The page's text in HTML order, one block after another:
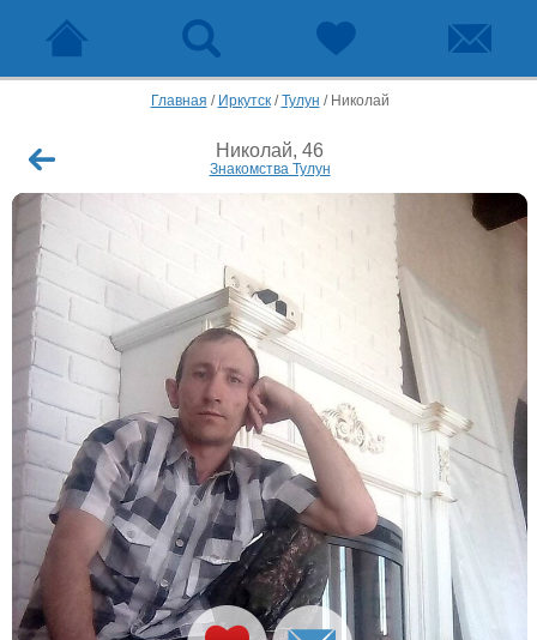
Главная / Иркутск/Тулун / Николай
Николай, 46
Знакомства Тулун